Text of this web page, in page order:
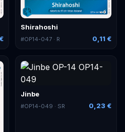
Shirahoshi
#OP14-047 · R 0,11 €
Jinbe
#OP14-049 · SR 0,23 €